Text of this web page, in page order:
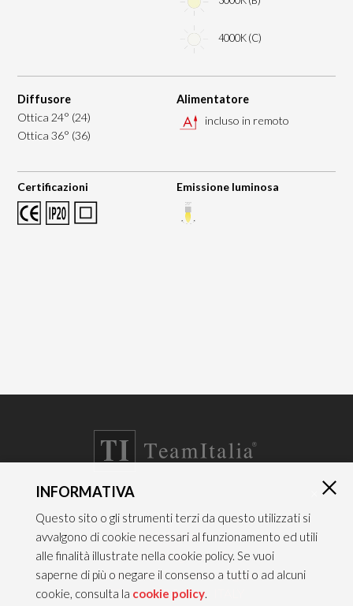
4000K (C)
Diffusore
Ottica 24° (24)
Ottica 36° (36)
Alimentatore
incluso in remoto
Certificazioni Emissione luminosa
CONTATTI
TEAM ITALIA S.R.L.
Via dell’Artigianato 21
Caselle di Sommacampagna
37066 VERONA — ITALY
INFORMATIVA
Questo sito o gli strumenti terzi da questo utilizzati si
avvalgono di cookie necessari al funzionamento ed utili
alle finalità illustrate nella cookie policy. Se vuoi
saperne di più o negare il consenso a tutti o ad alcuni
cookie, consulta la cookie policy.